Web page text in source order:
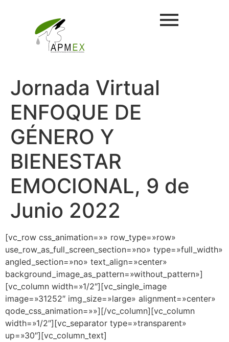
Jornada Virtual
ENFOQUE DE
GÉNERO Y
BIENESTAR
EMOCIONAL, 9 de
Junio 2022
[vc_row css_animation=»» row_type=»row»
use_row_as_full_screen_section=»no» type=»full_width»
angled_section=»no» text_align=»center»
background_image_as_pattern=»without_pattern»]
[vc_column width=»1/2″][vc_single_image
image=»31252″ img_size=»large» alignment=»center»
qode_css_animation=»»][/vc_column][vc_column
width=»1/2″][vc_separator type=»transparent»
up=»30″][vc_column_text]